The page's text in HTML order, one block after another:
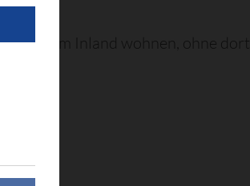
im Inland wohnen, ohne dort